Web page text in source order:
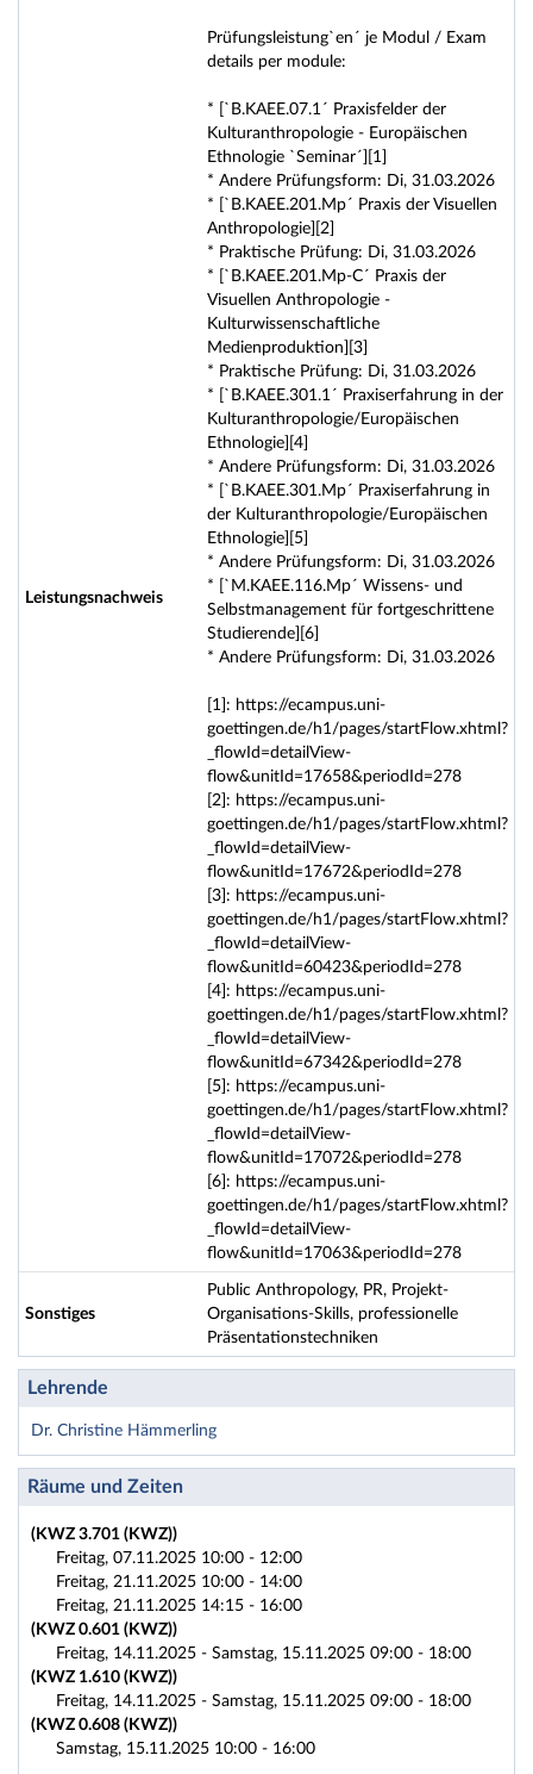
Leistungsnachweis
Prüfungsleistung`en´ je Modul / Exam
details per module:
* [`B.KAEE.07.1´ Praxisfelder der
Kulturanthropologie - Europäischen
Ethnologie `Seminar´][1]
* Andere Prüfungsform: Di, 31.03.2026
* [`B.KAEE.201.Mp´ Praxis der Visuellen
Anthropologie][2]
* Praktische Prüfung: Di, 31.03.2026
* [`B.KAEE.201.Mp-C´ Praxis der
Visuellen Anthropologie -
Kulturwissenschaftliche
Medienproduktion][3]
* Praktische Prüfung: Di, 31.03.2026
* [`B.KAEE.301.1´ Praxiserfahrung in der
Kulturanthropologie/Europäischen
Ethnologie][4]
* Andere Prüfungsform: Di, 31.03.2026
* [`B.KAEE.301.Mp´ Praxiserfahrung in
der Kulturanthropologie/Europäischen
Ethnologie][5]
* Andere Prüfungsform: Di, 31.03.2026
* [`M.KAEE.116.Mp´ Wissens- und
Selbstmanagement für fortgeschrittene
Studierende][6]
* Andere Prüfungsform: Di, 31.03.2026
[1]: https://ecampus.uni-
goettingen.de/h1/pages/startFlow.xhtml?
_flowId=detailView-
flow&unitId=17658&periodId=278
[2]: https://ecampus.uni-
goettingen.de/h1/pages/startFlow.xhtml?
_flowId=detailView-
flow&unitId=17672&periodId=278
[3]: https://ecampus.uni-
goettingen.de/h1/pages/startFlow.xhtml?
_flowId=detailView-
flow&unitId=60423&periodId=278
[4]: https://ecampus.uni-
goettingen.de/h1/pages/startFlow.xhtml?
_flowId=detailView-
flow&unitId=67342&periodId=278
[5]: https://ecampus.uni-
goettingen.de/h1/pages/startFlow.xhtml?
_flowId=detailView-
flow&unitId=17072&periodId=278
[6]: https://ecampus.uni-
goettingen.de/h1/pages/startFlow.xhtml?
_flowId=detailView-
flow&unitId=17063&periodId=278
Sonstiges
Public Anthropology, PR, Projekt-
Organisations-Skills, professionelle
Präsentationstechniken
Lehrende
Dr. Christine Hämmerling
Räume und Zeiten
(KWZ 3.701 (KWZ))
Freitag, 07.11.2025 10:00 - 12:00
Freitag, 21.11.2025 10:00 - 14:00
Freitag, 21.11.2025 14:15 - 16:00
(KWZ 0.601 (KWZ))
Freitag, 14.11.2025 - Samstag, 15.11.2025 09:00 - 18:00
(KWZ 1.610 (KWZ))
Freitag, 14.11.2025 - Samstag, 15.11.2025 09:00 - 18:00
(KWZ 0.608 (KWZ))
Samstag, 15.11.2025 10:00 - 16:00